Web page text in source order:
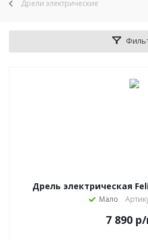
Дрели электрические
Дрель электрическая
Мало
7 890 р